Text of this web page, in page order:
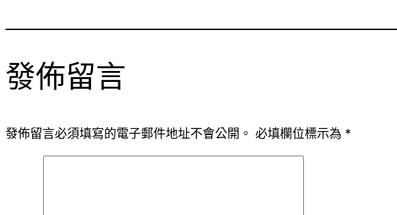
發佈留言
發佈留言必須填寫的電子郵件地址不會公開。 必填欄位標示為 *